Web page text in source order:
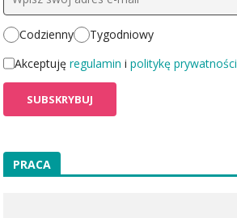
Codzienny
Tygodniowy
Akceptuję regulamin i politykę prywatności
PRACA